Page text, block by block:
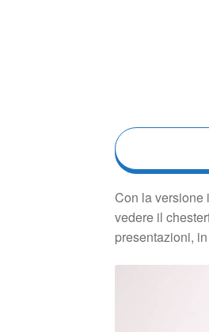
Con la versione
vedere il
presentazioni,